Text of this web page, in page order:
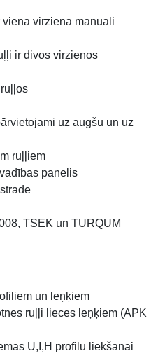
virzienā manuāli
ir divos virzienos
uz augšu un uz
ruļļiem
panelis
TSEK un TURQUM
un leņķiem
ruļļi lieces leņķiem (APK
U,I,H profilu liekšanai